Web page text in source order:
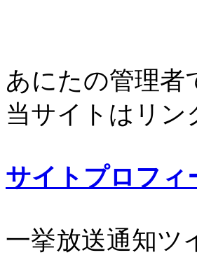
あにたの管理者
当サイトはリン
サイトプロフィ
一挙放送通知ツ